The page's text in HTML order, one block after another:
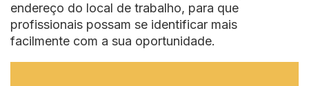
endereço do local de trabalho, para que
profissionais possam se identificar mais
facilmente com a sua oportunidade.